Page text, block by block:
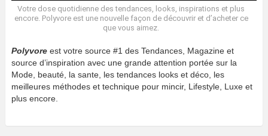
Votre dose quotidienne des tendances, looks, inspirations et plus
encore. Polyvore est une nouvelle façon de découvrir et d’acheter ce
que vous aimez.
Polyvore est votre source #1 des Tendances, Magazine et
source d’inspiration avec une grande attention portée sur la
Mode, beauté, la sante, les tendances looks et déco, les
meilleures méthodes et technique pour mincir, Lifestyle, Luxe et
plus encore.